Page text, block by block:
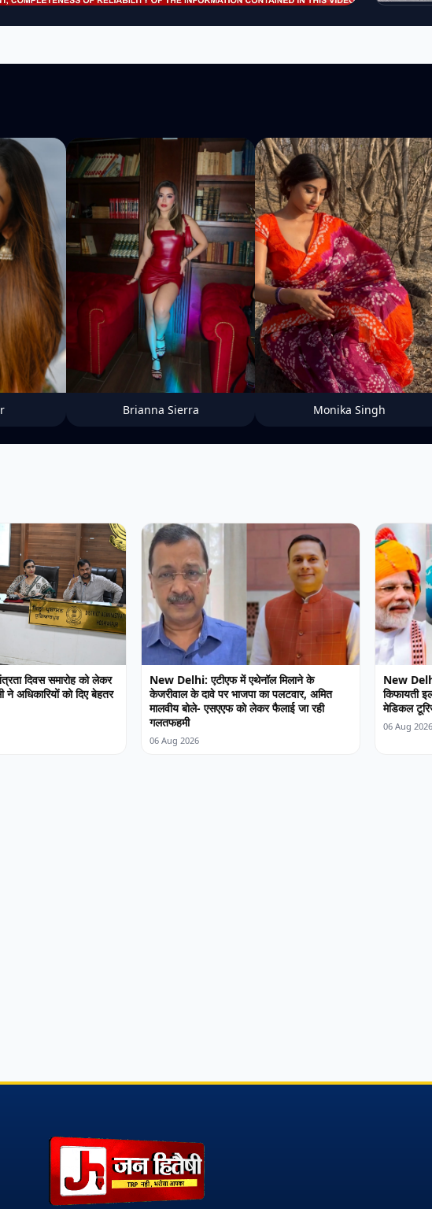
Brianna Sierra Monika Singh
दिवस समारोह को लेकर
अधिकारियों को दिए बेहतर
New Delhi: एटीएफ में एथेनॉल मिलाने के
केजरीवाल के दावे पर भाजपा का पलटवार, अमित
मालवीय बोले- एसएएफ को लेकर फैलाई जा रही
गलतफहमी
06 Aug 2026
New
किफायती
मेडिकल
06 Aug 2026